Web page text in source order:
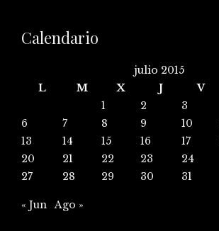
Calendario
julio 2015
L
M X J V
1
2 3
6
7 8 9 10
13
14 15 16 17
20
21 22 23 24
27
28 29 30 31
« Jun Ago »